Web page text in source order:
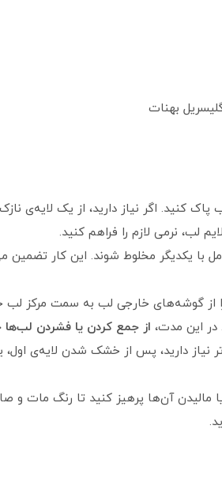
بهنات
پاک کنید. اگر نیاز دارید، از یک لایه‌ی
نرمی لازم را فراهم کنید.
با یکدیگر مخلوط شوند. این کار
را از گوشه‌های خارجی لب به سمت مرکز
این مدت، از جمع کردن یا فشردن لب‌ها
نیاز دارید، پس از خشک شدن لایه‌ی
آن‌ها پرهیز کنید تا رنگ مات و